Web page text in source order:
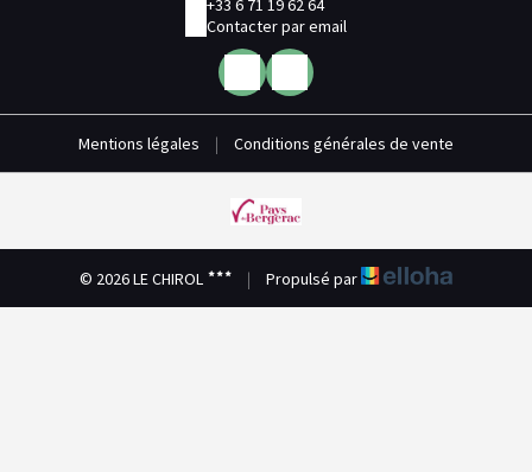
+33 6 71 19 62 64
Contacter par email
Mentions légales | Conditions générales de vente
© 2026 LE CHIROL | Propulsé par